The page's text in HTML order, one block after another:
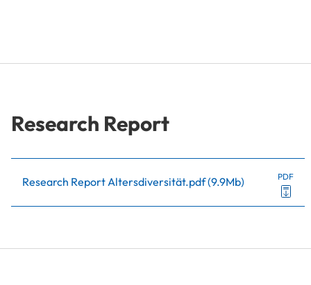
Research Report
Research Report Altersdiversität.pdf(9.9Mb) PDF